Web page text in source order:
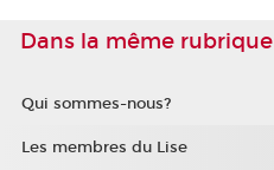
Dans la même rubrique
Qui sommes-nous?
Les membres du Lise